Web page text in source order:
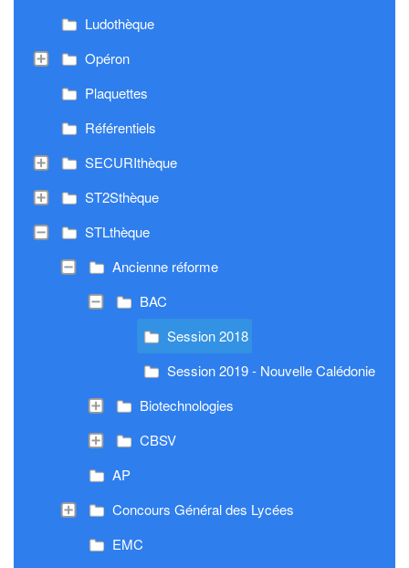
Ludothèque
Opéron
Plaquettes
Référentiels
SECURIthèque
ST2Sthèque
STLthèque
Ancienne réforme
BAC
Session 2018
Session 2019 - Nouvelle Calédonie
Biotechnologies
CBSV
AP
Concours Général des Lycées
EMC